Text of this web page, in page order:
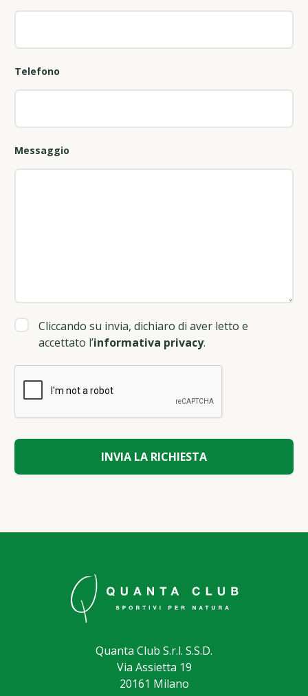
Telefono
Messaggio
Cliccando su invia, dichiaro di aver letto e
accettato l’informativa privacy.
Quanta Club S.r.l. S.S.D.
Via Assietta 19
20161 Milano